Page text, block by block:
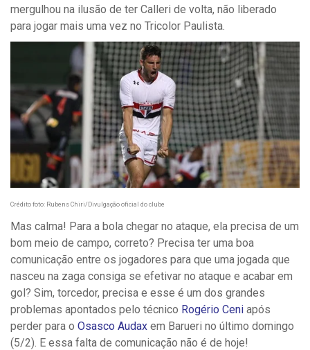
mergulhou na ilusão de ter Calleri de volta, não liberado
para jogar mais uma vez no Tricolor Paulista.
Crédito foto: Rubens Chiri/Divulgação oficial do clube
Mas calma! Para a bola chegar no ataque, ela precisa de um
bom meio de campo, correto? Precisa ter uma boa
comunicação entre os jogadores para que uma jogada que
nasceu na zaga consiga se efetivar no ataque e acabar em
gol? Sim, torcedor, precisa e esse é um dos grandes
problemas apontados pelo técnico Rogério Ceni após
perder para o Osasco Audax em Barueri no último domingo
(5/2). E essa falta de comunicação não é de hoje!